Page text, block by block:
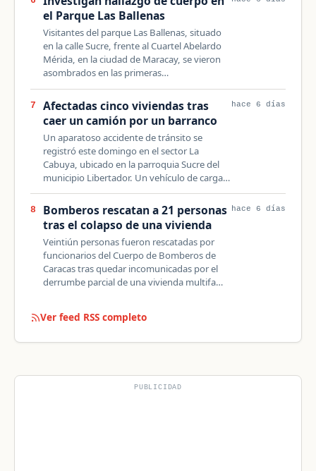
el Parque Las Ballenas
Visitantes del parque Las Ballenas, situado
en la calle Sucre, frente al Cuartel Abelardo
Mérida, en la ciudad de Maracay, se vieron
asombrados en las primeras…
7
Afectadas cinco viviendas tras
caer un camión por un barranco
Un aparatoso accidente de tránsito se
registró este domingo en el sector La
Cabuya, ubicado en la parroquia Sucre del
municipio Libertador. Un vehículo de carga…
hace 6 días
8
Bomberos rescatan a 21 personas
tras el colapso de una vivienda
Veintiún personas fueron rescatadas por
funcionarios del Cuerpo de Bomberos de
Caracas tras quedar incomunicadas por el
derrumbe parcial de una vivienda multifa…
hace 6 días
Ver feed RSS completo
PUBLICIDAD